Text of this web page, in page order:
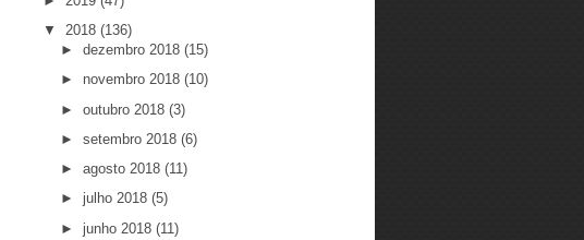
▼ 2018 (136)
► dezembro 2018 (15)
► novembro 2018 (10)
► outubro 2018 (3)
► setembro 2018 (6)
► agosto 2018 (11)
► julho 2018 (5)
► junho 2018 (11)